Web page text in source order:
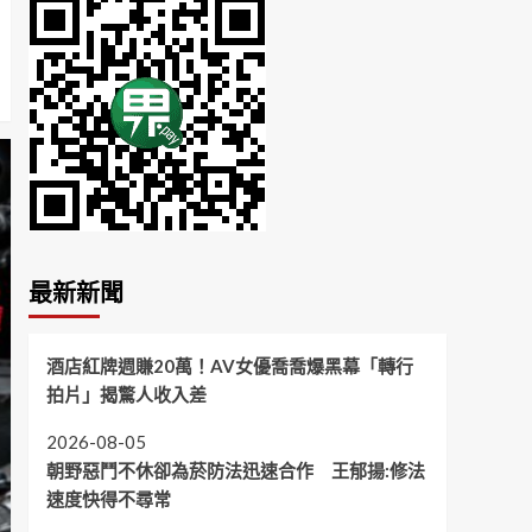
最新新聞
酒店紅牌週賺20萬！AV女優喬喬爆黑幕「轉行
拍片」揭驚人收入差
2026-08-05
朝野惡鬥不休卻為菸防法迅速合作 王郁揚:修法
速度快得不尋常